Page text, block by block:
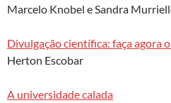
Marcelo Knobel e Sandra
Divulgação científica: faça agora
Herton Escobar
A universidade calada